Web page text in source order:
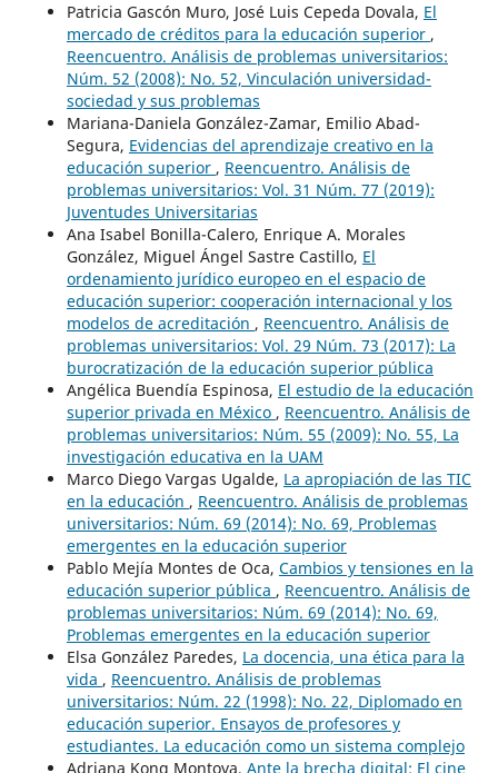
Patricia Gascón Muro, José Luis Cepeda Dovala, El
mercado de créditos para la educación superior ,
Reencuentro. Análisis de problemas universitarios:
Núm. 52 (2008): No. 52, Vinculación universidad-
sociedad y sus problemas
Mariana-Daniela González-Zamar, Emilio Abad-
Segura, Evidencias del aprendizaje creativo en la
educación superior , Reencuentro. Análisis de
problemas universitarios: Vol. 31 Núm. 77 (2019):
Juventudes Universitarias
Ana Isabel Bonilla-Calero, Enrique A. Morales
González, Miguel Ángel Sastre Castillo, El
ordenamiento jurídico europeo en el espacio de
educación superior: cooperación internacional y los
modelos de acreditación , Reencuentro. Análisis de
problemas universitarios: Vol. 29 Núm. 73 (2017): La
burocratización de la educación superior pública
Angélica Buendía Espinosa, El estudio de la educación
superior privada en México , Reencuentro. Análisis de
problemas universitarios: Núm. 55 (2009): No. 55, La
investigación educativa en la UAM
Marco Diego Vargas Ugalde, La apropiación de las TIC
en la educación , Reencuentro. Análisis de problemas
universitarios: Núm. 69 (2014): No. 69, Problemas
emergentes en la educación superior
Pablo Mejía Montes de Oca, Cambios y tensiones en la
educación superior pública , Reencuentro. Análisis de
problemas universitarios: Núm. 69 (2014): No. 69,
Problemas emergentes en la educación superior
Elsa González Paredes, La docencia, una ética para la
vida , Reencuentro. Análisis de problemas
universitarios: Núm. 22 (1998): No. 22, Diplomado en
educación superior. Ensayos de profesores y
estudiantes. La educación como un sistema complejo
Adriana Kong Montoya, Ante la brecha digital: El cine